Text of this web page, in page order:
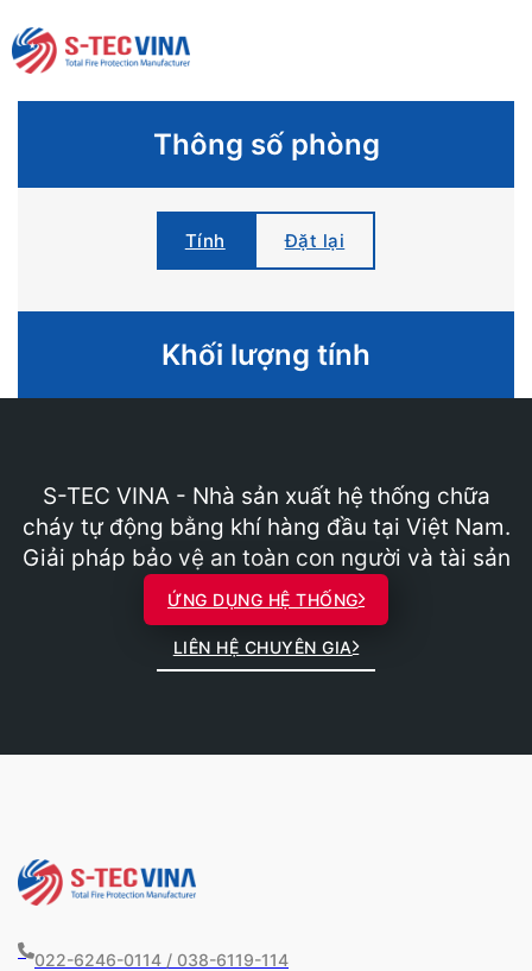
Thông số phòng
Tính Đặt lại
Khối lượng tính
S-TEC VINA - Nhà sản xuất hệ thống chữa
cháy tự động bằng khí hàng đầu tại Việt Nam.
Giải pháp bảo vệ an toàn con người và tài sản
ỨNG DỤNG HỆ THỐNG
LIÊN HỆ CHUYÊN GIA
022-6246-0114 / 038-6119-114